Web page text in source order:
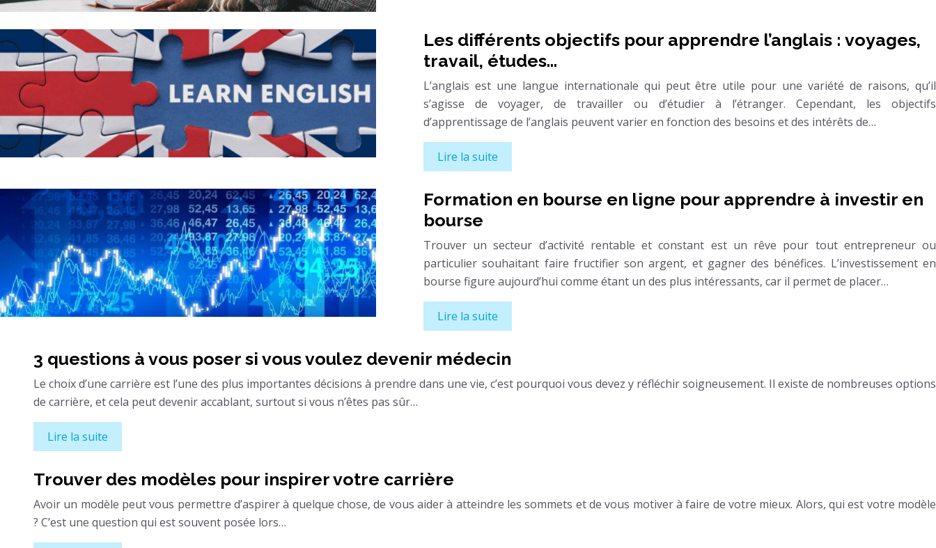
Les différents objectifs pour apprendre l’anglais : voyages,
travail, études…
L’anglais est une langue internationale qui peut être utile pour une variété de raisons, qu’il
s’agisse de voyager, de travailler ou d’étudier à l’étranger. Cependant, les objectifs
d’apprentissage de l’anglais peuvent varier en fonction des besoins et des intérêts de…
Lire la suite
Formation en bourse en ligne pour apprendre à investir en
bourse
Trouver un secteur d’activité rentable et constant est un rêve pour tout entrepreneur ou
particulier souhaitant faire fructifier son argent, et gagner des bénéfices. L’investissement en
bourse figure aujourd’hui comme étant un des plus intéressants, car il permet de placer…
Lire la suite
3 questions à vous poser si vous voulez devenir médecin
Le choix d’une carrière est l’une des plus importantes décisions à prendre dans une vie, c’est pourquoi vous devez y réfléchir soigneusement. Il existe de nombreuses options
de carrière, et cela peut devenir accablant, surtout si vous n’êtes pas sûr…
Lire la suite
Trouver des modèles pour inspirer votre carrière
Avoir un modèle peut vous permettre d’aspirer à quelque chose, de vous aider à atteindre les sommets et de vous motiver à faire de votre mieux. Alors, qui est votre modèle
? C’est une question qui est souvent posée lors…